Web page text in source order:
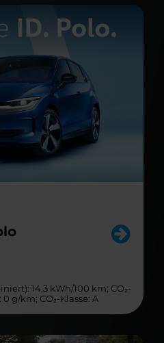
14,3 kWh/100 km; CO₂-
g/km; CO₂-Klasse: A